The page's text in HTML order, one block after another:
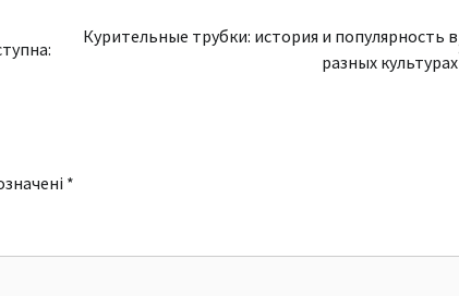
Курительные трубки: история и популярность в
разных культурах
*